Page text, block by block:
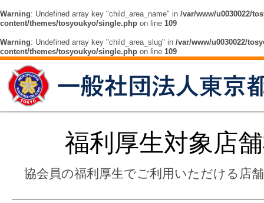
Warning: Undefined array key "child_area_name" in /var/www/u0030022/
content/themes/tosyoukyo/single.php on line 109
Warning: Undefined array key "child_area_slug" in /var/www/u0030022/
content/themes/tosyoukyo/single.php on line 109
福利厚生対象店
協会員の福利厚生でご利用いただける店